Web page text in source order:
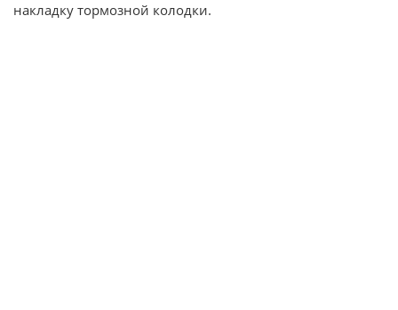
накладку тормозной колодки.